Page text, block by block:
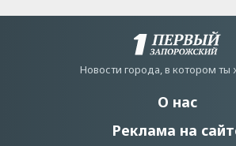
Новости города, в котором ты
О нас
Реклама на